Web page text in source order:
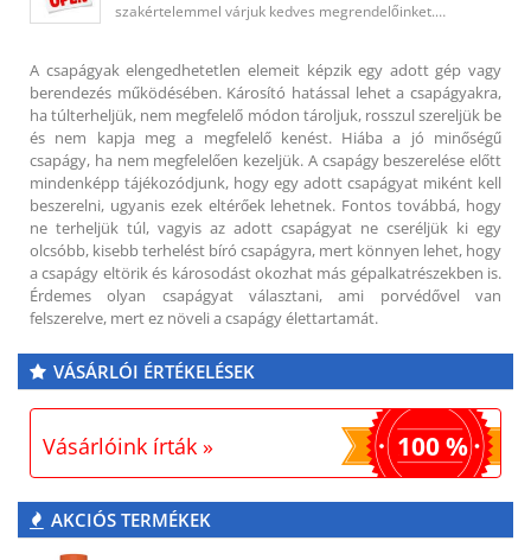
szakértelemmel várjuk kedves megrendelőinket.…
A csapágyak elengedhetetlen elemeit képzik egy adott gép vagy
berendezés működésében. Károsító hatással lehet a csapágyakra,
ha túlterheljük, nem megfelelő módon tároljuk, rosszul szereljük be
és nem kapja meg a megfelelő kenést. Hiába a jó minőségű
csapágy, ha nem megfelelően kezeljük. A csapágy beszerelése előtt
mindenképp tájékozódjunk, hogy egy adott csapágyat miként kell
beszerelni, ugyanis ezek eltérőek lehetnek. Fontos továbbá, hogy
ne terheljük túl, vagyis az adott csapágyat ne cseréljük ki egy
olcsóbb, kisebb terhelést bíró csapágyra, mert könnyen lehet, hogy
a csapágy eltörik és károsodást okozhat más gépalkatrészekben is.
Érdemes olyan csapágyat választani, ami porvédővel van
felszerelve, mert ez növeli a csapágy élettartamát.
VÁSÁRLÓI ÉRTÉKELÉSEK
Vásárlóink írták » 100 %
AKCIÓS TERMÉKEK